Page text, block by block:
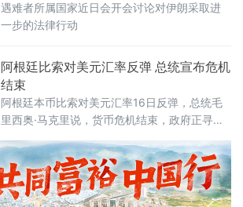
遇难者所属国家近日会开会讨论对伊朗采取进
一步的法律行动
阿根廷比索对美元汇率反弹 总统宣布危机
结束
阿根廷本币比索对美元汇率16日反弹，总统毛
里西奥·马克里说，货币危机结束，政府正寻求